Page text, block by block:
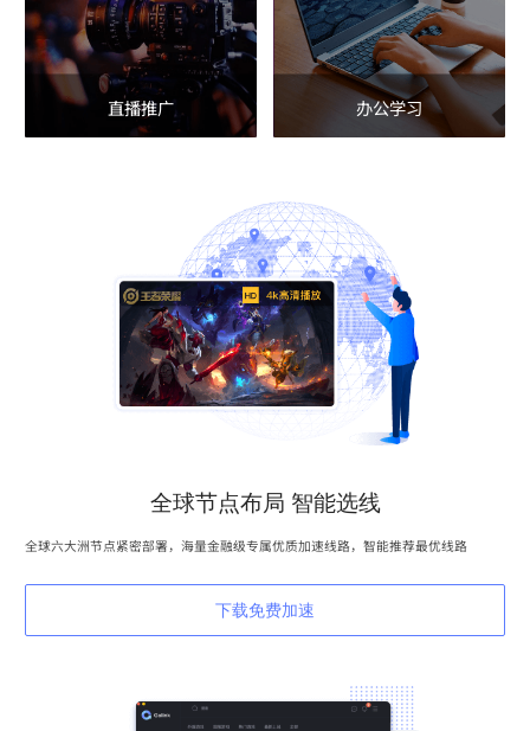
直播推广 办公学习
全球节点布局 智能选线
全球六大洲节点紧密部署，海量金融级专属优质加速线路，智能推荐最优线路
下载免费加速